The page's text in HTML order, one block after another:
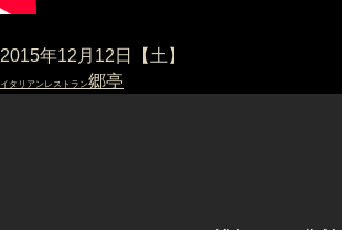
​2015年12月12日【土】
​イタリアンレストラン郷亭